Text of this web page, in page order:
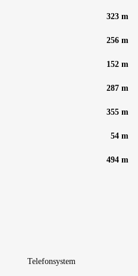
323 m
256 m
152 m
287 m
355 m
54 m
494 m
Telefonsystem